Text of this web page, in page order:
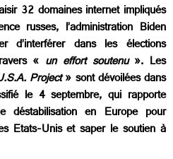
32 domaines internet impliqués
russes, l’administration Biden
dans les élections
« un effort soutenu ». Les
Project» sont dévoilées dans
le 4 septembre, qui rapporte
déstabilisation en Europe pour
Etats-Unis et saper le soutien à